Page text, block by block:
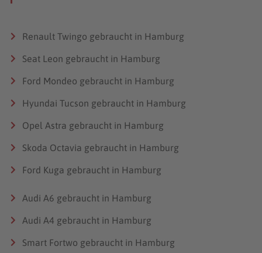
Renault Twingo gebraucht in Hamburg
Seat Leon gebraucht in Hamburg
Ford Mondeo gebraucht in Hamburg
Hyundai Tucson gebraucht in Hamburg
Opel Astra gebraucht in Hamburg
Skoda Octavia gebraucht in Hamburg
Ford Kuga gebraucht in Hamburg
Audi A6 gebraucht in Hamburg
Audi A4 gebraucht in Hamburg
Smart Fortwo gebraucht in Hamburg